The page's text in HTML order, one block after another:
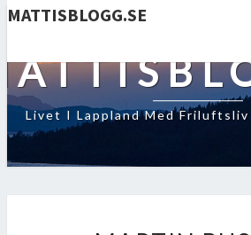
MATTISBLOGG.SE
Livet I Lappland Med Friluftsliv